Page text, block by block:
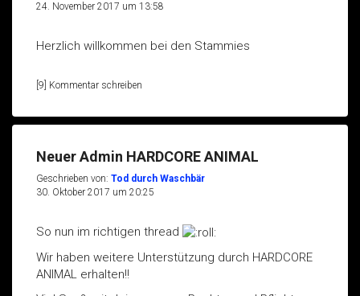
24. November 2017 um 13:58
Herzlich willkommen bei den Stammies
[9] Kommentar schreiben
Neuer Admin HARDCORE ANIMAL
Geschrieben von: Tod durch Waschbär
30. Oktober 2017 um 20:25
So nun im richtigen thread
Wir haben weitere Unterstützung durch HARDCORE
ANIMAL erhalten!!